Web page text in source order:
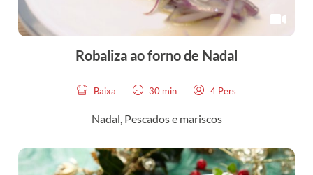
Robaliza ao forno de Nadal
Baixa 30 min 4 Pers
Nadal, Pescados e mariscos